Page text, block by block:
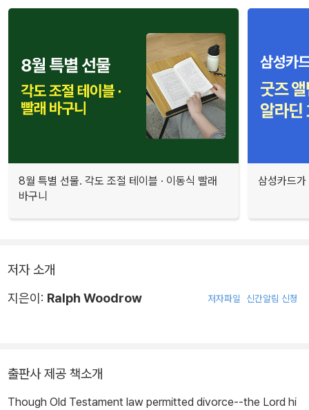
8월 특별 선물. 각도 조절 테이블 · 이동식 빨래
바구니
삼성카드
저자 소개
지은이: Ralph Woodrow 저자파일 신간알림 신청
출판사 제공 책소개
Though Old Testament law permitted divorce--the Lord hi